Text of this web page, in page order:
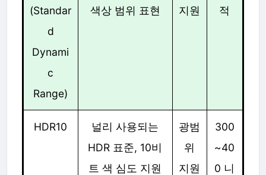
(Standar
d
Dynami
c
Range)
색상 범위 표현
지원
적
HDR10
널리 사용되는
HDR 표준, 10비
트 색 심도 지원
광범
위
지원
300
~40
0 니